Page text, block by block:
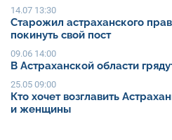
14.07 13:30
Старожил астраханского
покинуть свой пост
09.06 14:00
В Астраханской области
25.05 09:00
Кто хочет возглавить
и женщины